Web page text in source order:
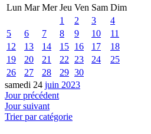
Lun Mar Mer Jeu Ven Sam Dim
1
2 3
4
5
6 7 8 9 10
11
12
13 14 15 16 17
18
19
20 21 22 23 24
25
26
27 28 29 30
samedi 24 juin 2023
Jour précédent
Jour suivant
Trier par catégorie